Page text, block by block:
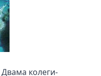
колеги-